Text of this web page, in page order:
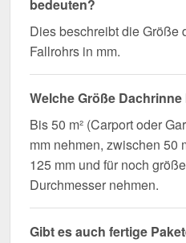
bedeuten?
Dies beschreibt die Größe
Fallrohrs in mm.
Welche Größe
Bis 50 m² (Carport oder
mm nehmen, zwischen 50
125 mm und für noch
Durchmesser nehmen.
Gibt es auch fertige